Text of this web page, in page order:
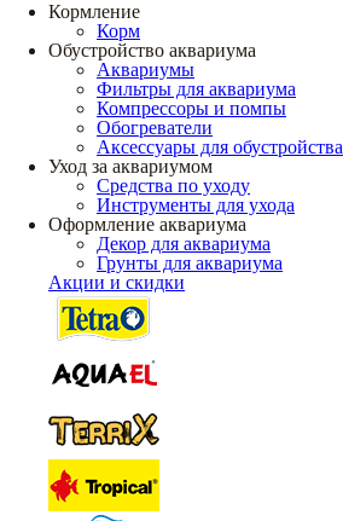
Кормление
Корм
Обустройство аквариума
Аквариумы
Фильтры для аквариума
Компрессоры и помпы
Обогреватели
Аксессуары для обустройства
Уход за аквариумом
Средства по уходу
Инструменты для ухода
Оформление аквариума
Декор для аквариума
Грунты для аквариума
Акции и скидки